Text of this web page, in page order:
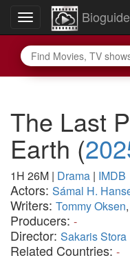
Toggle
navigation
The Last
Earth (
1H 26M | Drama | IMDB
Actors: Sámal H.
Writers: Tommy Oksen,
Producers: -
Director: Sakaris Stora
Related Countries: -